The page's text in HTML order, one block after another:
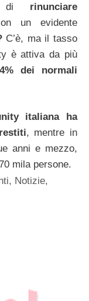
di rinunciare
un evidente
C’è, ma il tasso
è attiva da più
dei normali
italiana ha
, mentre in
anni e mezzo,
mila persone.
, Notizie,